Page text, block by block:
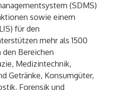
(SDMS)
sowie einem
für den
mehr als 1500
Bereichen
Medizintechnik,
Getränke, Konsumgüter,
Forensik und